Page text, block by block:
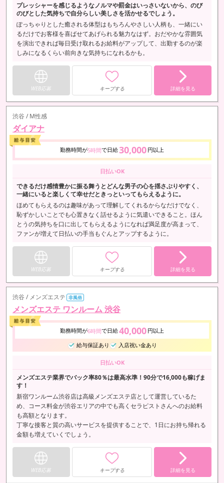
プレッシャーを感じるようなノルマや罰金はいっさいないから、のび
のびとした気持ちで自分らしい美しさを活かせるでしょう。
ぽっちゃりとした癒される体型はもちろんやさしい人柄も、一緒にい
るだけでお客様を喜ばせてあげられる魅力なはず。おだやかな雰囲気
を演出できれば毎日受け取れるお給料がアップして、出勤するのが楽
しみになるくらい前向きな気持ちになれるかも。
WEB応募 キープする 詳細を見る
渋谷 / M性感
ダイアナ
勤務時間が5時間で日給30,000 円以上
日払いOK
できるだけ感情豊かに振る舞うとどんな男子の心を揺さぶりやすく、
一緒にいると楽しくて幸せだときっといってもらえるように。
ほめてもらえるのは趣味があって理解してくれるからなだけでなく、
恥ずかしいことでも心置きなく話せるように気遣いできること。ほん
とうの気持ちを口に出してもらえるようになれば満足度が高まって、
ファンが増えて日払いの手当もぐんとアップするように。
WEB応募 キープする 詳細を見る
渋谷 / メンズエステ 非風俗
メンズエステ ワンルーム 渋谷
勤務時間が6時間で日給40,000 円以上
給与保証あり
入店祝い金あり
日払いOK
メンズエステ業界でバック率80％は最高水準！90分で16,000も稼げま
す！
新宿ワンルーム渋谷店は高級メンズエステ店として運営しているた
め、コース料金が渋谷エリアの中でも高くセラピストさんへのお給料
も高額となります。
丁寧な接客と質の高いサービスを提供することで、1日にお持ち帰れる
金額も増えていくでしょう。
WEB応募 キープする 詳細を見る